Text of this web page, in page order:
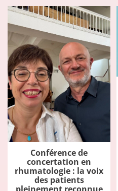
Conférence de
concertation en
rhumatologie : la voix
des patients